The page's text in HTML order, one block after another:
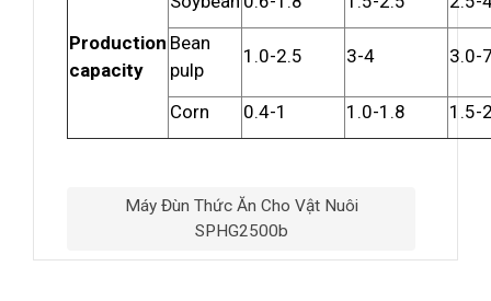
Production
capacity
Bean
pulp
1.0-2.5 3-4 3.0-
Corn 0.4-1 1.0-1.8 1.5-
Máy Đùn Thức Ăn Cho Vật Nuôi
SPHG2500b